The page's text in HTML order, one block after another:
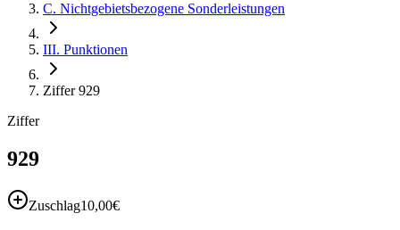
C. Nichtgebietsbezogene Sonderleistungen
III. Punktionen
Ziffer 929
Ziffer
929
Zuschlag10,00€